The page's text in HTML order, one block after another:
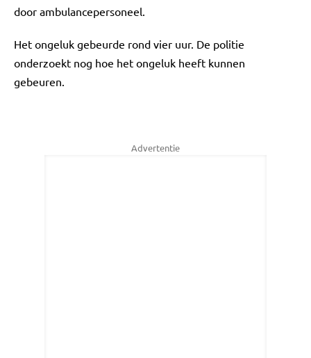
door ambulancepersoneel.
Het ongeluk gebeurde rond vier uur. De politie
onderzoekt nog hoe het ongeluk heeft kunnen
gebeuren.
Advertentie